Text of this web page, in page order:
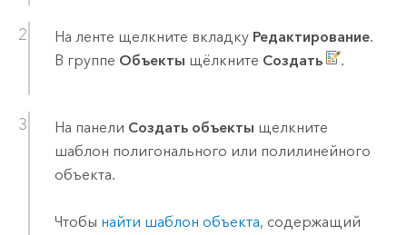
На ленте щелкните вкладку Редактирование.
В группе Объекты щёлкните Создать .
На панели Создать объекты щелкните
шаблон полигонального или полилинейного
объекта.
Чтобы найти шаблон объекта, содержащий